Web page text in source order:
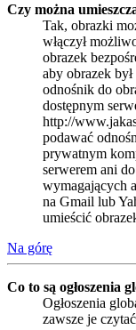
Czy można
Tak, obrazki
włączył
obrazek
aby obrazek
odnośnik do
dostępnym
http://
podawać
prywatnym
serwerem ani
wymagających
na Gmail lub
umieścić
Na górę
Co to są ogłoszenia
Ogłoszenia
zawsze je